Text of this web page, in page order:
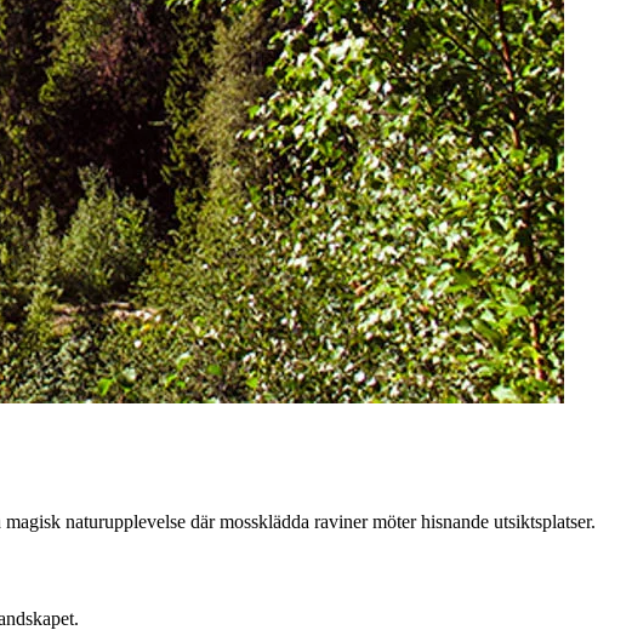
naturupplevelse där mossklädda raviner möter hisnande utsiktsplatser.